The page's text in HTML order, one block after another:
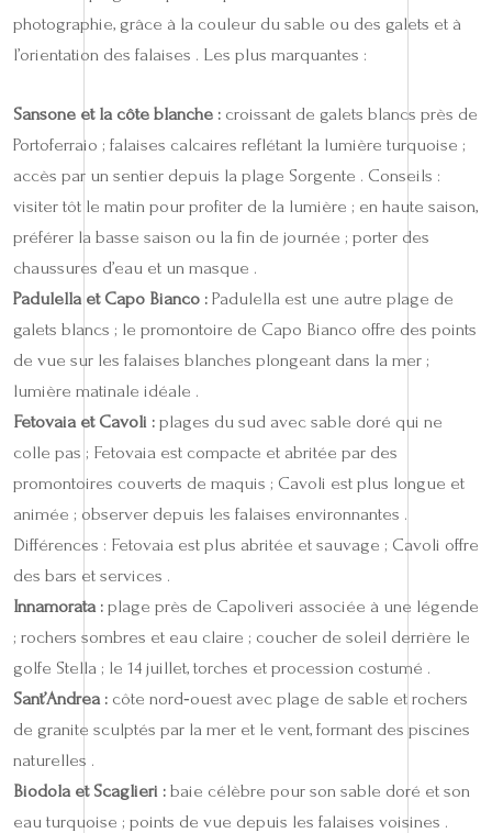
photographie, grâce à la couleur du sable ou des galets et à
l’orientation des falaises . Les plus marquantes :
Sansone et la côte blanche : croissant de galets blancs près de
Portoferraio ; falaises calcaires reflétant la lumière turquoise ;
accès par un sentier depuis la plage Sorgente . Conseils :
visiter tôt le matin pour profiter de la lumière ; en haute saison,
préférer la basse saison ou la fin de journée ; porter des
chaussures d’eau et un masque .
Padulella et Capo Bianco : Padulella est une autre plage de
galets blancs ; le promontoire de Capo Bianco offre des points
de vue sur les falaises blanches plongeant dans la mer ;
lumière matinale idéale .
Fetovaia et Cavoli : plages du sud avec sable doré qui ne
colle pas ; Fetovaia est compacte et abritée par des
promontoires couverts de maquis ; Cavoli est plus longue et
animée ; observer depuis les falaises environnantes .
Différences : Fetovaia est plus abritée et sauvage ; Cavoli offre
des bars et services .
Innamorata : plage près de Capoliveri associée à une légende
; rochers sombres et eau claire ; coucher de soleil derrière le
golfe Stella ; le 14 juillet, torches et procession costumé .
Sant’Andrea : côte nord‑ouest avec plage de sable et rochers
de granite sculptés par la mer et le vent, formant des piscines
naturelles .
Biodola et Scaglieri : baie célèbre pour son sable doré et son
eau turquoise ; points de vue depuis les falaises voisines .